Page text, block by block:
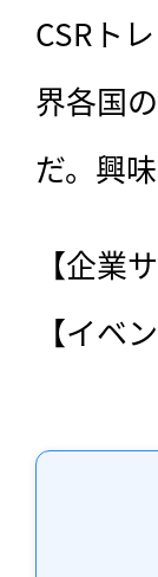
CSRト
界各国
だ。興
【企業
【イベ